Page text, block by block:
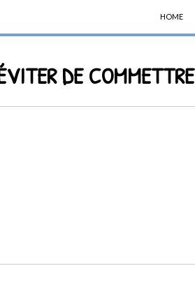
HOME
DE COMMETTRE